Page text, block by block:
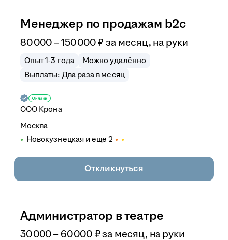
Менеджер по продажам b2c
80 000–150 000₽ за месяц, на руки
Опыт 1-3 года
Можно удалённо
Выплаты: Два раза в месяц
ООО Крона
Москва
Новокузнецкая и еще 2
Откликнуться
Администратор в театре
30 000–60 000 ₽ за месяц, на руки